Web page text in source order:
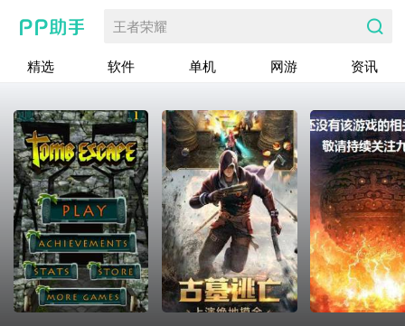
王者荣耀
精选 软件 单机 网游 资讯